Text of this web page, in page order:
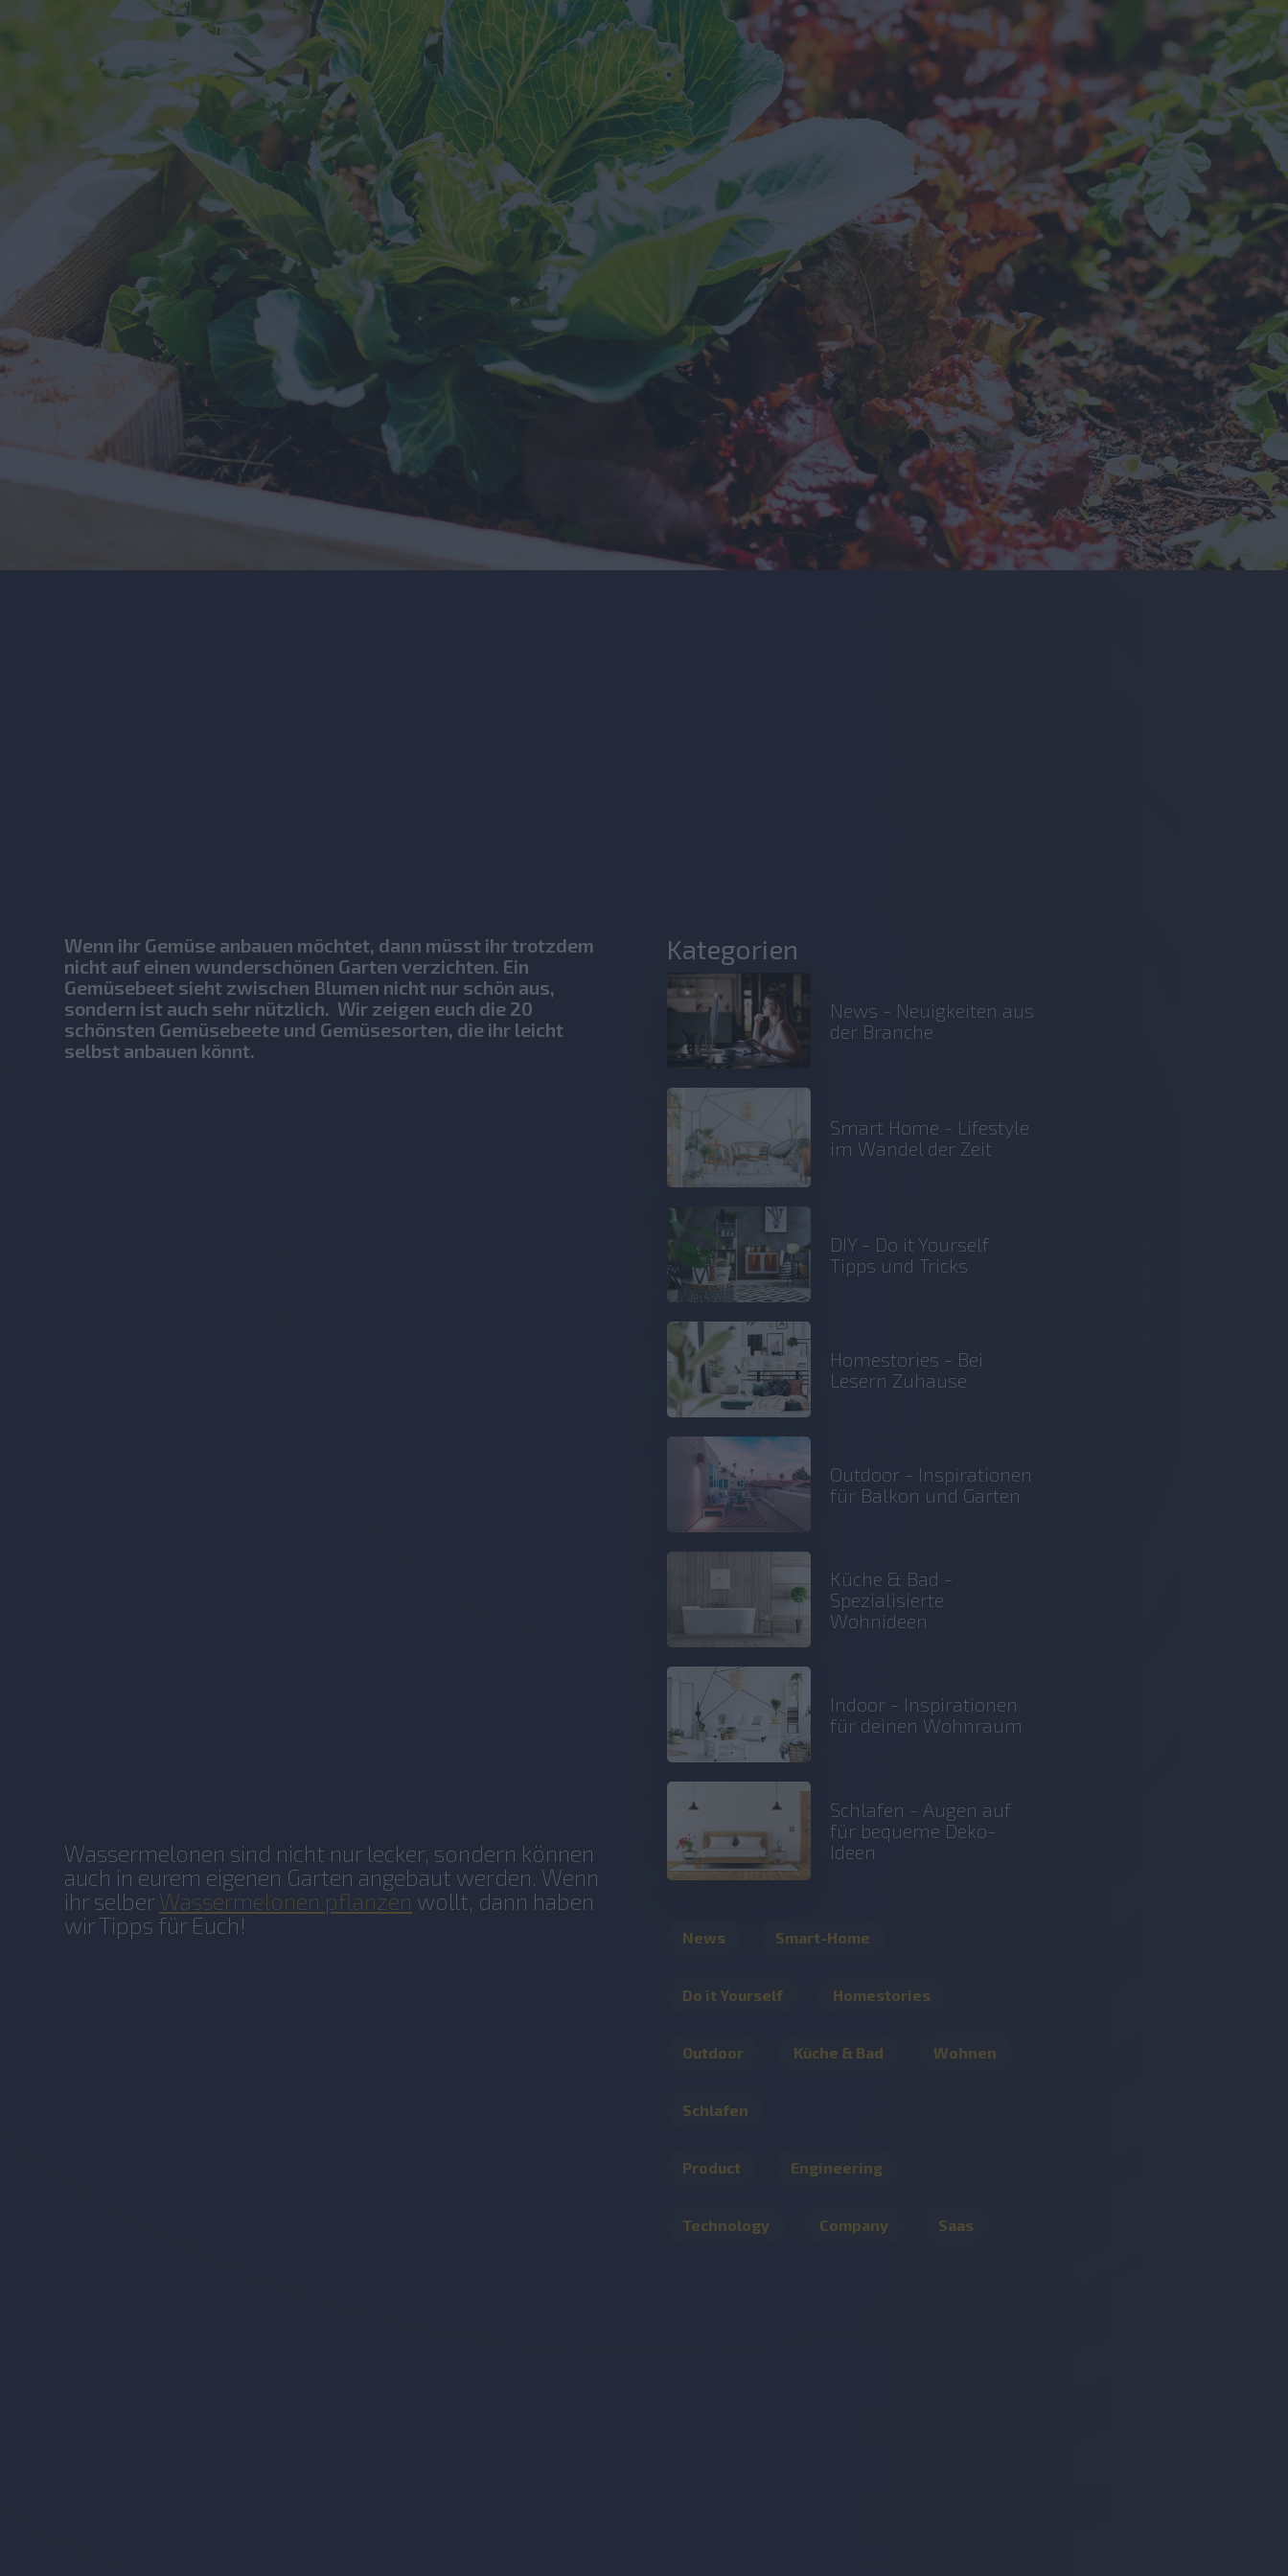
Wenn ihr Gemüse anbauen möchtet, dann müsst ihr trotzdem
nicht auf einen wunderschönen Garten verzichten. Ein
Gemüsebeet sieht zwischen Blumen nicht nur schön aus,
sondern ist auch sehr nützlich. Wir zeigen euch die 20
schönsten Gemüsebeete und Gemüsesorten, die ihr leicht
selbst anbauen könnt.
Wassermelonen sind nicht nur lecker, sondern können
auch in eurem eigenen Garten angebaut werden. Wenn
ihr selberWassermelonen pflanzen wollt, dann haben
wir Tipps für Euch!
Kategorien
News - Neuigkeiten aus
der Branche
Smart Home - Lifestyle
im Wandel der Zeit
DIY - Do it Yourself
Tipps und Tricks
Homestories - Bei
Lesern Zuhause
Outdoor - Inspirationen
für Balkon und Garten
Küche & Bad -
Spezialisierte
Wohnideen
Indoor - Inspirationen
für deinen Wohnraum
Schlafen - Augen auf
für bequeme Deko-
Ideen
News Smart-Home
Do it Yourself Homestories
Outdoor Küche & Bad Wohnen
Schlafen
Product Engineering
Technology Company Saas